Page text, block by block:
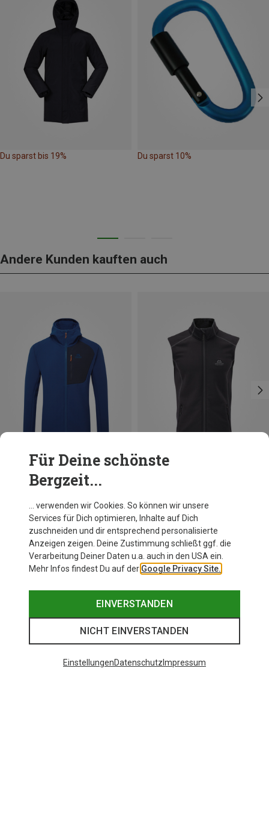
Du sparst bis 19% Du sparst 10%
Andere Kunden kauften auch
Du sparst 41%
Für Deine schönste
Bergzeit...
… verwenden wir Cookies. So können wir unsere
Services für Dich optimieren, Inhalte auf Dich
zuschneiden und dir entsprechend personalisierte
Anzeigen zeigen. Deine Zustimmung schließt ggf. die
Verarbeitung Deiner Daten u.a. auch in den USA ein.
Mehr Infos findest Du auf der Google Privacy Site.
EINVERSTANDEN
NICHT EINVERSTANDEN
EinstellungenDatenschutz Impressum